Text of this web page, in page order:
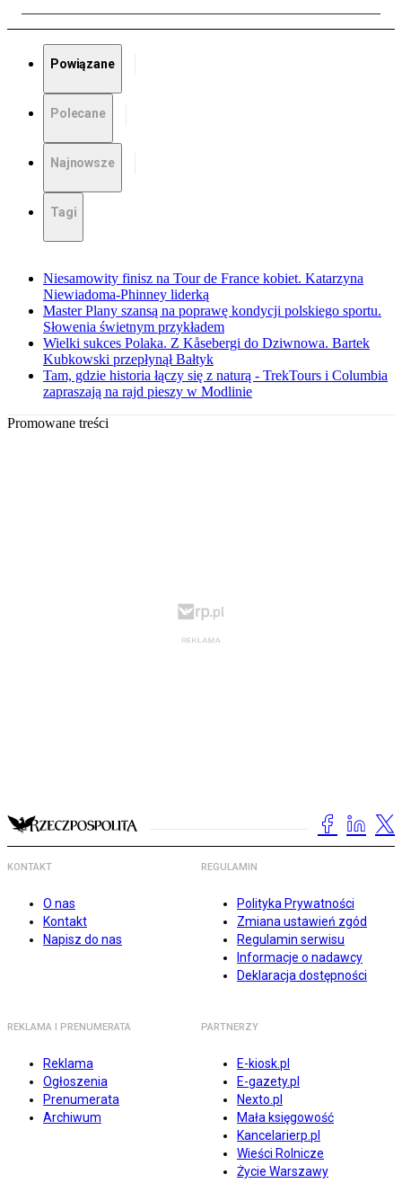
Powiązane
Polecane
Najnowsze
Tagi
Niesamowity finisz na Tour de France kobiet. Katarzyna
Niewiadoma-Phinney liderką
Master Plany szansą na poprawę kondycji polskiego sportu.
Słowenia świetnym przykładem
Wielki sukces Polaka. Z Kåsebergi do Dziwnowa. Bartek
Kubkowski przepłynął Bałtyk
Tam, gdzie historia łączy się z naturą - TrekTours i Columbia
zapraszają na rajd pieszy w Modlinie
Promowane treści
KONTAKT
O nas
Kontakt
Napisz do nas
REGULAMIN
Polityka Prywatności
Zmiana ustawień zgód
Regulamin serwisu
Informacje o nadawcy
Deklaracja dostępności
REKLAMA I PRENUMERATA
Reklama
Ogłoszenia
Prenumerata
Archiwum
PARTNERZY
E-kiosk.pl
E-gazety.pl
Nexto.pl
Mała księgowość
Kancelarierp.pl
Wieści Rolnicze
Życie Warszawy